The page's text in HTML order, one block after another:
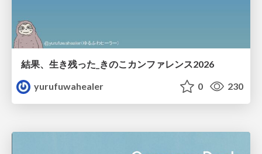
結果、生き残った_きのこカンファレンス2026
yurufuwahealer
0 230